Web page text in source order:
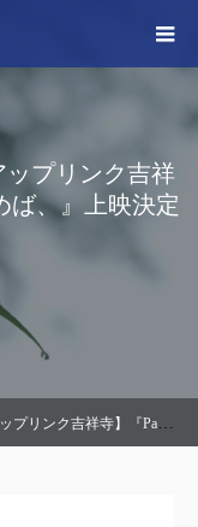
プリンク吉祥
ば、』上映決定
Blue Dot 君が微笑めば、』上映決定